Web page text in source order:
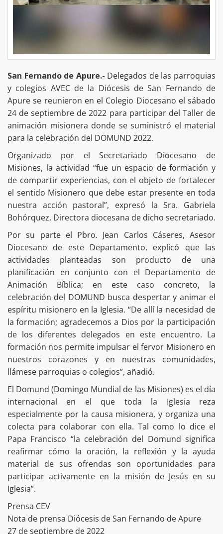
San Fernando de Apure.- Delegados de las parroquias
y colegios AVEC de la Diócesis de San Fernando de
Apure se reunieron en el Colegio Diocesano el sábado
24 de septiembre de 2022 para participar del Taller de
animación misionera donde se suministró el material
para la celebración del DOMUND 2022.
Organizado por el Secretariado Diocesano de
Misiones, la actividad “fue un espacio de formación y
de compartir experiencias, con el objeto de fortalecer
el sentido Misionero que debe estar presente en toda
nuestra acción pastoral”, expresó la Sra. Gabriela
Bohórquez, Directora diocesana de dicho secretariado.
Por su parte el Pbro. Jean Carlos Cáseres, Asesor
Diocesano de este Departamento, explicó que las
actividades planteadas son producto de una
planificación en conjunto con el Departamento de
Animación Bíblica; en este caso concreto, la
celebración del DOMUND busca despertar y animar el
espíritu misionero en la Iglesia. “De allí la necesidad de
la formación; agradecemos a Dios por la participación
de los diferentes delegados en este encuentro. La
formación nos permite impulsar el fervor Misionero en
nuestros corazones y en nuestras comunidades,
llámese parroquias o colegios”, añadió.
El Domund (Domingo Mundial de las Misiones) es el día
internacional en el que toda la Iglesia reza
especialmente por la causa misionera, y organiza una
colecta para colaborar con ella. Tal como lo dice el
Papa Francisco “la celebración del Domund significa
reafirmar cómo la oración, la reflexión y la ayuda
material de sus ofrendas son oportunidades para
participar activamente en la misión de Jesús en su
Iglesia”.
Prensa CEV
Nota de prensa Diócesis de San Fernando de Apure
27 de septiembre de 2022